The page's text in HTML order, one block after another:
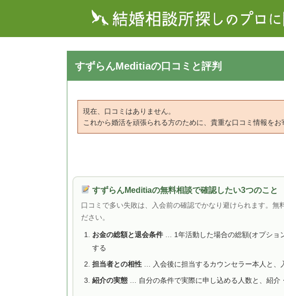
すずらんMeditiaの口コミと評判
現在、口コミはありません。
これから婚活を頑張られる方のために、貴重な口コミ情報をお
すずらんMeditiaの無料相談で確認したい3つのこと
口コミで多い失敗は、入会前の確認でかなり避けられます。無
ださい。
お金の総額と退会条件… 1年活動した場合の総額(オプショ
する
担当者との相性… 入会後に担当するカウンセラー本人と、
紹介の実態… 自分の条件で実際に申し込める人数と、紹介